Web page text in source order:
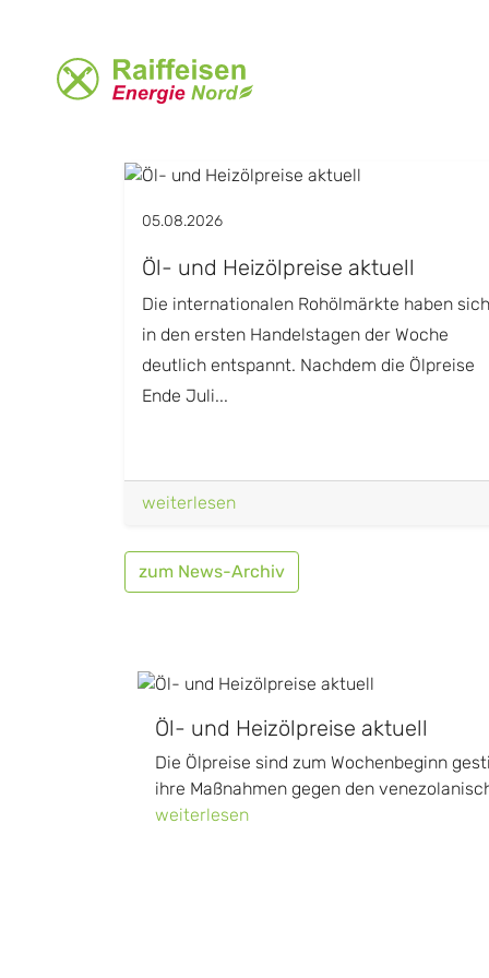
05.08.2026
Öl- und Heizölpreise aktuell
Die internationalen Rohölmärkte haben sich
in den ersten Handelstagen der Woche
deutlich entspannt. Nachdem die Ölpreise
Ende Juli...
weiterlesen
zum News-Archiv
Öl- und Heizölpreise aktuell
Die Ölpreise sind zum Wochenbeginn
ihre Maßnahmen gegen den
weiterlesen